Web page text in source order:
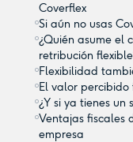
Coverflex
Si aún no usas
¿Quién asume el
retribución
Flexibilidad
El valor
¿Y si ya tienes un
Ventajas fiscales
empresa